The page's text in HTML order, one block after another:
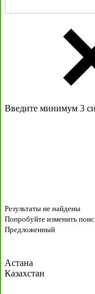
Введите минимум 3
Результаты не найдены
Попробуйте изменить
Предложенный
Астана
Казахстан